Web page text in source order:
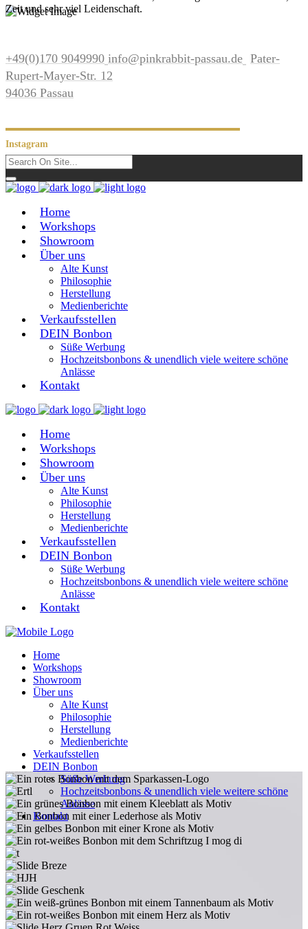
Zeit und sehr viel Leidenschaft.
+49(0)170 9049990 info@pinkrabbit-passau.de Pater-
Rupert-Mayer-Str. 12
94036 Passau
Instagram
Home
Workshops
Showroom
Über uns
Alte Kunst
Philosophie
Herstellung
Medienberichte
Verkaufsstellen
DEIN Bonbon
Süße Werbung
Hochzeitsbonbons & unendlich viele weitere schöne
Anlässe
Kontakt
Home
Workshops
Showroom
Über uns
Alte Kunst
Philosophie
Herstellung
Medienberichte
Verkaufsstellen
DEIN Bonbon
Süße Werbung
Hochzeitsbonbons & unendlich viele weitere schöne
Anlässe
Kontakt
Home
Workshops
Showroom
Über uns
Alte Kunst
Philosophie
Herstellung
Medienberichte
Verkaufsstellen
DEIN Bonbon
Süße Werbung
Hochzeitsbonbons & unendlich viele weitere schöne
Anlässe
Kontakt